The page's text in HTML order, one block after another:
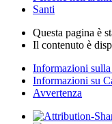
Santi
Questa pagina è
Il contenuto è
Informazioni
Informazioni su
Avvertenza